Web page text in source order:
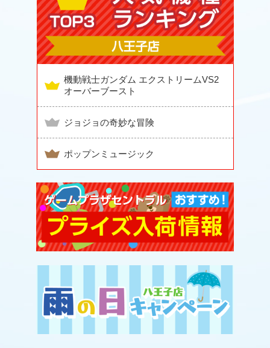
機動戦士ガンダム エクストリームVS2
オーバーブースト
ジョジョの奇妙な冒険
ポップンミュージック